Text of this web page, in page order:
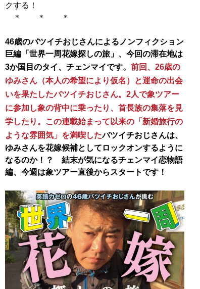
クする！
＊ ＊ ＊
46歳のバツイチおじさんによるノンフィクション
巨編「世界一周花嫁探しの旅」、今回の滞在地は
3か国目のタイ、チェンマイです。 前回、26歳の
ゆみさん（本人の希望により仮名）と運命の出会
いを果たしたバツイチおじさん。2人で象ツアー
に参加し象の背中に乗ったり、首長族の集落を見
学したり。この連載始まって以来の「新婚旅行の
ような雰囲気」を満喫したバツイチおじさんは、
ゆみさんを花嫁候補としてロックオンするように
なるのか！？ 結末が気になるチェンマイ恋物語
編、今週は象ツアー直後からスタートです！